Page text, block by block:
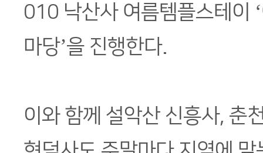
010 낙산사 여름템플스테이
마당’을 진행한다.
이와 함께 설악산 신흥사, 춘